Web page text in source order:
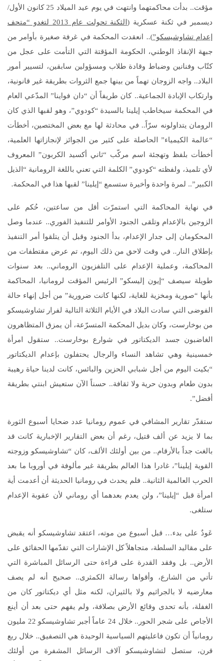
مؤقت.. بدأت محاكمتهما وانتهت في يوم عيد الميلاد 25 كانون الأول/
ديسمبر في ثكنة عسكرية (
الثكنة تحولت عام 2013 لتغدو “متحف
إعدام تشاوشيسكو”).. انعقدت المحكمة في غرفة صغيرة بأوامر من
جبهة الإنقاذ الوطني، الحكومة المؤقتة التي التأمت على عجل من
كتّاب وفنانين وضباط وقادة طلاب ومسؤولين سابقين، لتسيير أمور
البلاد.. واجه الزوجان تهماً من بينها جمع الثروات بطريقة غير قانونية،
وارتكاب الإبادة الجماعية.. كان طريفاً أن “دان فواينا” المدّعي العام
في المحكمة سيخاطب إيلينا بالسيدة “كودوي”، وهو لقبها الذي كان
الرومان يتداولونه سرّاً.. في محادثة لها مع بعض المختصين، أخطأت
“عالمة الكيمياء” الحاصلة على كثير من الجوائز لإنجازاتها العلمية،
أخطأت بلفظ وتهجئة اسم مركّب “ثاني أكسيد الكربون” المعروف
لأي تلميذ، ولفظته “كودوي” الكلمة التي تعني باللغة الرومانية “الذيل
الكبير”.. لمرة واحدة وأخيرة ستسمع “إيلينا” لقبها هذا في المحكمة.
في نهاية المحاكمة التي استمرّت أقل من ساعتين، حُكم على
الزوجين بالإعدام وتلقى الجنود الأوامر للتنفيذ الفوري.. عندما وصل
المحكومان إلى جدار الإعدام، بدأ الجنود وقبل أن يتلقوا أمر التنفيذ
بإطلاق النار.. في وقت لاحق من ذلك اليوم، تم عرض مقتطفات من
المحاكمة، وعملية الإعدام على التلفزيون الروماني.. بعد سنوات
طويلة سيصف “إيون إليسكو” الرئيس المؤقت لرومانيا، المحاكمة
بأنها “صورية ومخزية للغاية، لكنها كانت ضرورية” من أجل إنهاء حالة
الفوضى التي سادت البلاد في الأيام الثلاثة التالية لفرار تشاوشيسكو
من بوخارست، وكان بديل المحكمة المتسرّعة، أن يمزق المتظاهرون
الغاضبون جسد الديكتاتور في شوارع بوخارست.. ستقول امرأة
خمسينية وهي تشاهد النساء والرجال يحتفلون بإعدام الديكتاتور
“بكيت اليوم من أجل شبابي الحزين والبائس، كانت لدينا حياة رهيبة
بدون طعام وبدون حرية ولا ثقافة.. حسناً الآن ستعيش ابنتي بطريقة
أفضل”.
ستقدّر تقارير المشافي في عموم رومانيا عدد ضحايا أسبوع الثورة
بما لا يزيد عن ألف قتيل، رغم أن بعض التقارير الإخبارية كانت قد
بالغت جداً بالأرقام.. من بين أولئك الألف، كان “تشاوشيسكو وزوجته
القوية إيلينا”، غادرا هذا العالم بطريقة غير مألوفة في أوروبا ما بعد
الحرب العالمية الثانية.. فلم يحدث في رومانيا الحديثة أن أعدمت أية
امرأة قبل “إيلينا”، ولن يعدم بعدهما أي روماني لأن عقوبة الإعدام
ستلغى.
عَودٌ على بدء… قبل أسبوع من موته، اعتقد تشاوشيسكو أنه يقبض
على مقاليد السلطة، متجاهلاً كل الإشارات التي تقدّمها الحقائق على
الأرض.. بل وفقد القدرة على قراءة حتى الرسائل المباشرة التي
تأتي من الشارع، وأقواها رسالة الكمثرى.. صحيح أنه لم يصف
معارضيه لا بالجراثيم ولا بالثيران، لكنه مثل أي ديكتاتور كان من
الغفلة، بأنه تحدى وقائع الأرض بصلافة، ولم يفهم حتى بعد أن أينع
الأجاص على شجر الحور.. خلال 24 عاماً أجبر تشاوشيسكو 22 مليون
رومانياً أن تكون فاعليتهم السياسية الوحيدة هي التصفيق.. خلال ربع
قرن، ستصل لتشاوشيسكو آلاف الرسائل المشفرة من أولئك